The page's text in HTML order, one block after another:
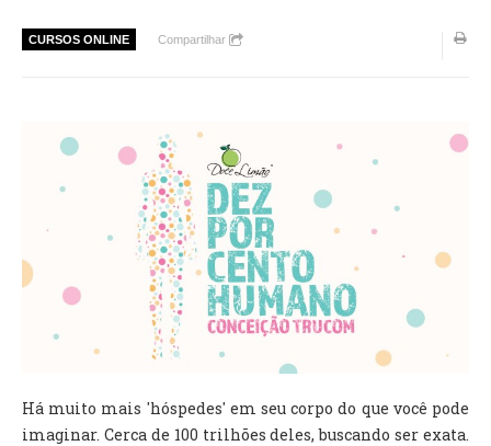
MAIS
GALERIA DE FOTOS
PÓS-OFICINAS
COLABORADORES
TV DE BEM COM A NATUREZA
FALE CONOSCO
CURSOS ONLINE Compartilhar
Há muito mais 'hóspedes' em seu corpo do que você pode
imaginar. Cerca de 100 trilhões deles, buscando ser exata.